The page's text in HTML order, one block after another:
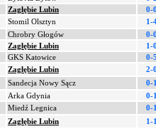
Zagłębie Lubin
0-
Stomil Olsztyn
1-
Chrobry Głogów
0-
Zagłębie Lubin
1-
GKS Katowice
0-
Zagłębie Lubin
2-
Sandecja Nowy Sącz
0-
Arka Gdynia
0-
Miedź Legnica
0-
Zagłębie Lubin 1-